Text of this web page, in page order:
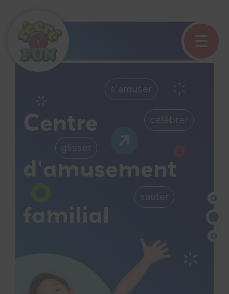
Centre
d'amusement
familial
glisser
s'amuser
célébrer
sauter